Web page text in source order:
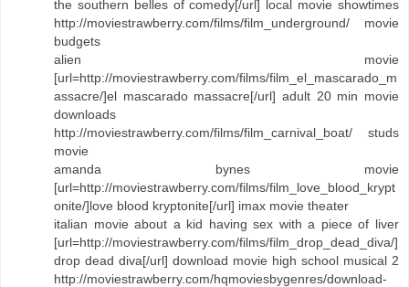
the southern belles of comedy[/url] local movie showtimes
http://moviestrawberry.com/films/film_underground/ movie
budgets
alien movie
[url=http://moviestrawberry.com/films/film_el_mascarado_m
assacre/]el mascarado massacre[/url] adult 20 min movie
downloads
http://moviestrawberry.com/films/film_carnival_boat/ studs
movie
amanda bynes movie
[url=http://moviestrawberry.com/films/film_love_blood_krypt
onite/]love blood kryptonite[/url] imax movie theater
italian movie about a kid having sex with a piece of liver
[url=http://moviestrawberry.com/films/film_drop_dead_diva/]
drop dead diva[/url] download movie high school musical 2
http://moviestrawberry.com/hqmoviesbygenres/download-